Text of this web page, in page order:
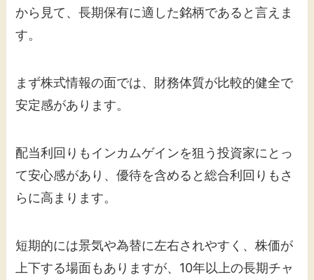
から見て、長期保有に適した銘柄であると言えま
す。
まず株式情報の面では、財務体質が比較的健全で
安定感があります。
配当利回りもインカムゲインを狙う投資家にとっ
て安心感があり、優待を含めると総合利回りもさ
らに高まります。
短期的には景気や為替に左右されやすく、株価が
上下する場面もありますが、10年以上の長期チャ